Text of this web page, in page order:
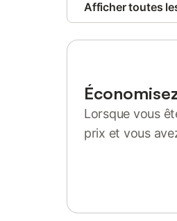
Afficher toutes
Lorsque vous
prix et vous